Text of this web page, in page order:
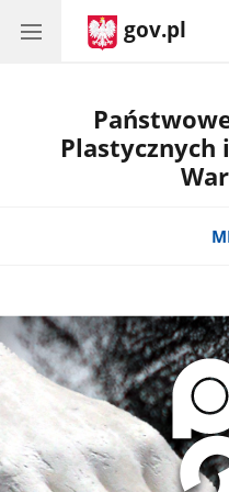
gov.pl
Plastycznych